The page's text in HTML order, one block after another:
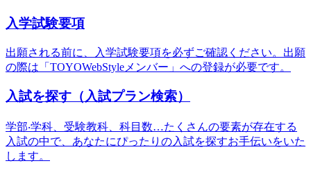
入学試験要項
出願される前に、⼊学試験要項を必ずご確認ください。出願
の際は「TOYOWebStyleメンバー」への登録が必要です。
入試を探す（入試プラン検索）
学部‧学科、受験教科、科⽬数…たくさんの要素が存在する
⼊試の中で、あなたにぴったりの⼊試を探すお⼿伝いをいた
します。